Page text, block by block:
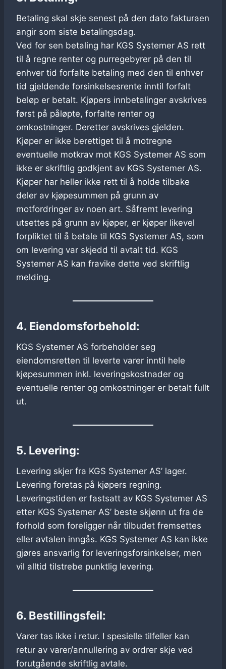
Betaling skal skje senest på den dato fakturaen
angir som siste betalingsdag.
Ved for sen betaling har KGS Systemer AS rett
til å regne renter og purregebyrer på den til
enhver tid forfalte betaling med den til enhver
tid gjeldende forsinkelsesrente inntil forfalt
beløp er betalt. Kjøpers innbetalinger avskrives
først på påløpte, forfalte renter og
omkostninger. Deretter avskrives gjelden.
Kjøper er ikke berettiget til å motregne
eventuelle motkrav mot KGS Systemer AS som
ikke er skriftlig godkjent av KGS Systemer AS.
Kjøper har heller ikke rett til å holde tilbake
deler av kjøpesummen på grunn av
motfordringer av noen art. Såfremt levering
utsettes på grunn av kjøper, er kjøper likevel
forpliktet til å betale til KGS Systemer AS, som
om levering var skjedd til avtalt tid. KGS
Systemer AS kan fravike dette ved skriftlig
melding.
4. Eiendomsforbehold:
KGS Systemer AS forbeholder seg
eiendomsretten til leverte varer inntil hele
kjøpesummen inkl. leveringskostnader og
eventuelle renter og omkostninger er betalt fullt
ut.
5. Levering:
Levering skjer fra KGS Systemer AS’ lager.
Levering foretas på kjøpers regning.
Leveringstiden er fastsatt av KGS Systemer AS
etter KGS Systemer AS’ beste skjønn ut fra de
forhold som foreligger når tilbudet fremsettes
eller avtalen inngås. KGS Systemer AS kan ikke
gjøres ansvarlig for leveringsforsinkelser, men
vil alltid tilstrebe punktlig levering.
6. Bestillingsfeil:
Varer tas ikke i retur. I spesielle tilfeller kan
retur av varer/annullering av ordrer skje ved
forutgående skriftlig avtale.